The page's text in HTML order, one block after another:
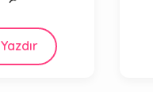
Yazdır